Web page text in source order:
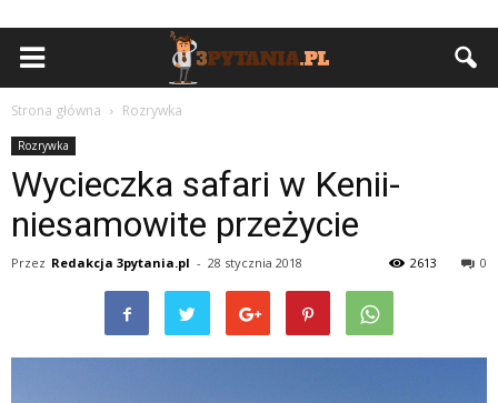
Strona główna Rozrywka
Rozrywka
Wycieczka safari w Kenii-
niesamowite przeżycie
Przez Redakcja 3pytania.pl - 28 stycznia 2018 0
2613